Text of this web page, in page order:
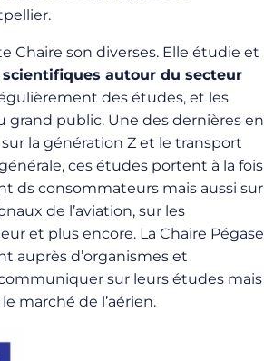
Chaire son diverses. Elle étudie et
scientifiques autour du secteur
des études, et les
grand public. Une des dernières en
la génération Z et le transport
ces études portent à la fois
ds consommateurs mais aussi sur
de l’aviation, sur les
et plus encore. La Chaire Pégase
auprès d’organismes et
sur leurs études mais
marché de l’aérien.